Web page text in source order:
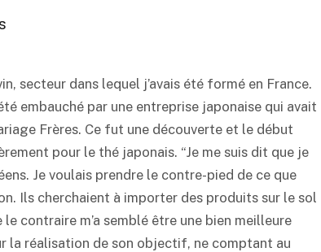
secteur dans lequel j’avais été formé en France.
embauché par une entreprise japonaise qui avait
Frères. Ce fut une découverte et le début
pour le thé japonais. “Je me suis dit que je
Je voulais prendre le contre-pied de ce que
Ils cherchaient à importer des produits sur le sol
contraire m’a semblé être une bien meilleure
la réalisation de son objectif, ne comptant au